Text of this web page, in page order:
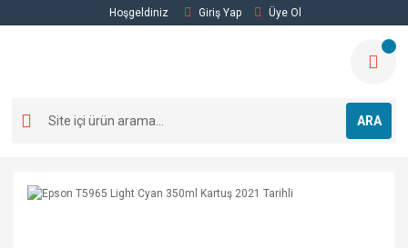
Hoşgeldiniz Giriş Yap Üye Ol
ARA